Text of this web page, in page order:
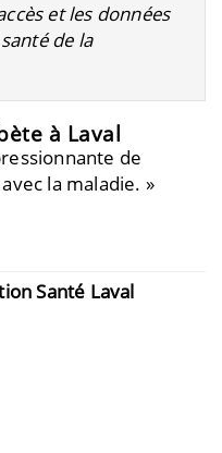
et les données
de la
à Laval
de
la maladie. »
Santé Laval